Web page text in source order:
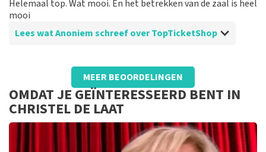
Helemaal top. Wat mooi. En het betrekken van de zaal is heel
mooi
Lees wat Anoniem schreef over TopTicketShop
Beoordeling van Anoniem overTopTicketShop
Was prima
Was top geregeld. prima en de kaarten mooi op tijd
MEER BEOORDELINGEN
OMDAT JE GEÏNTERESSEERD BENT IN
CHRISTEL DE LAAT